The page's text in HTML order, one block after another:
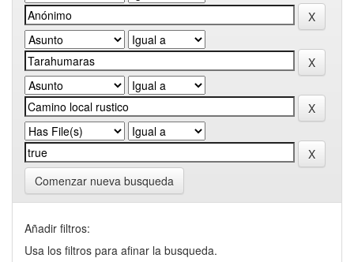
Comenzar nueva busqueda
Añadir filtros:
Usa los filtros para afinar la busqueda.